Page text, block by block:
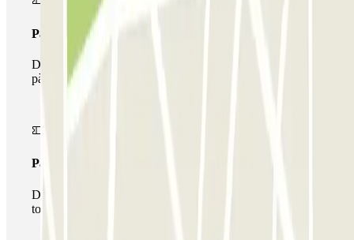
Passi multipàrquing
Durant la teva estada podràs fer ús de tota la xarxa de
pàrquings d'aquest operador disponibles a Parclick.
Passi il·limitat
Durant la teva estada podràs entrar i sortir del pàrquing
totes les vegades que vulguis.